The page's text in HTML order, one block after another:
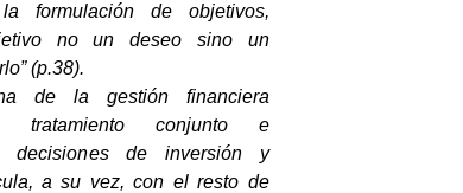
formulación de objetivos,
no un deseo sino un
(p.38).
de la gestión financiera
tratamiento conjunto e
decisiones de inversión y
a su vez, con el resto de